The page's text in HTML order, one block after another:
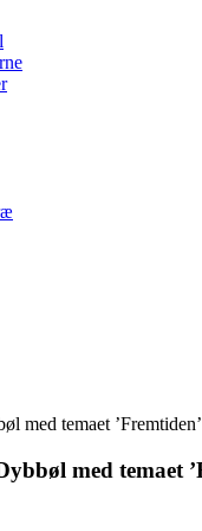
med temaet ’Fremtiden’
med temaet